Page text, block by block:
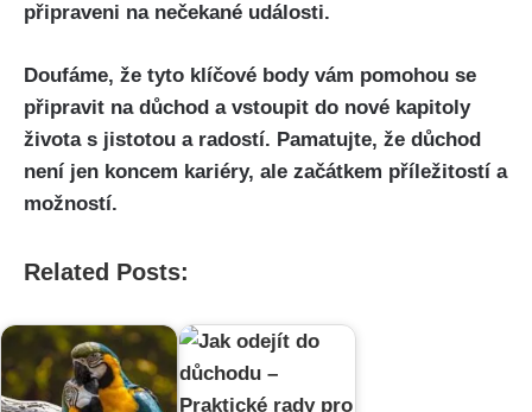
připraveni na nečekané události.
Doufáme, že tyto klíčové body vám pomohou se
připravit na důchod a vstoupit do nové kapitoly
života s jistotou a radostí. Pamatujte, že důchod
není jen koncem kariéry, ale začátkem příležitostí a
možností.
Related Posts: